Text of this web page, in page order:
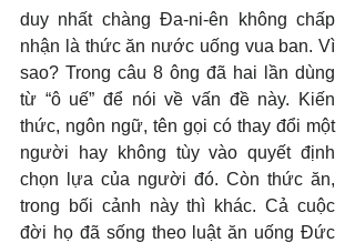
duy nhất chàng Đa-ni-ên không chấp
nhận là thức ăn nước uống vua ban. Vì
sao? Trong câu 8 ông đã hai lần dùng
từ “ô uế” để nói về vấn đề này. Kiến
thức, ngôn ngữ, tên gọi có thay đổi một
người hay không tùy vào quyết định
chọn lựa của người đó. Còn thức ăn,
trong bối cảnh này thì khác. Cả cuộc
đời họ đã sống theo luật ăn uống Đức